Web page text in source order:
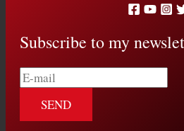
Subscribe to my
E-
mail